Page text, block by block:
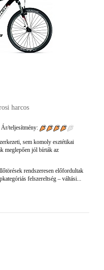
harcos
Ár/teljesítmény:
sem komoly esztétikai
meglepően jól bírták az
rendszeresen előfordultak
felszereltség – váltási...